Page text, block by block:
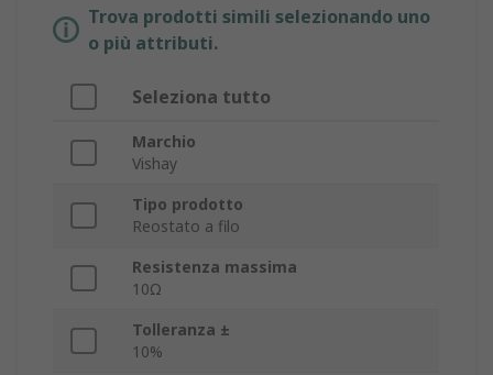
Trova prodotti simili selezionando uno
o più attributi.
Seleziona tutto
Marchio
Vishay
Tipo prodotto
Reostato a filo
Resistenza massima
10Ω
Tolleranza ±
10%